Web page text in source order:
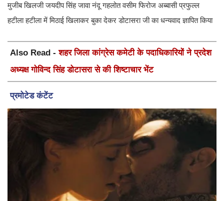
मुजीब खिलजी जयदीप सिंह जावा नंदू गहलोत वसीम फिरोज अब्बासी प्रफुल्ल
हटीला हटीला में मिठाई खिलाकर बुका देकर डोटासरा जी का धन्यवाद ज्ञापित किया
Also Read -शहर जिला कांग्रेस कमेटी के पदाधिकारियों ने प्रदेश
अध्यक्ष गोविन्द सिंह डोटासरा से की शिष्टाचार भेंट